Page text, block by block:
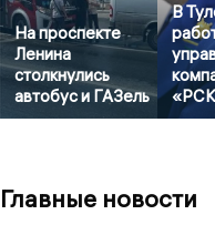
На проспекте
Ленина
столкнулись
автобус и ГАЗель
В
Главные новости